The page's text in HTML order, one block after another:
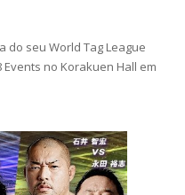
do seu World Tag League
Events no Korakuen Hall em